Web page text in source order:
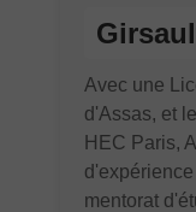
Avec une
d'Assas,
HEC
mentorat